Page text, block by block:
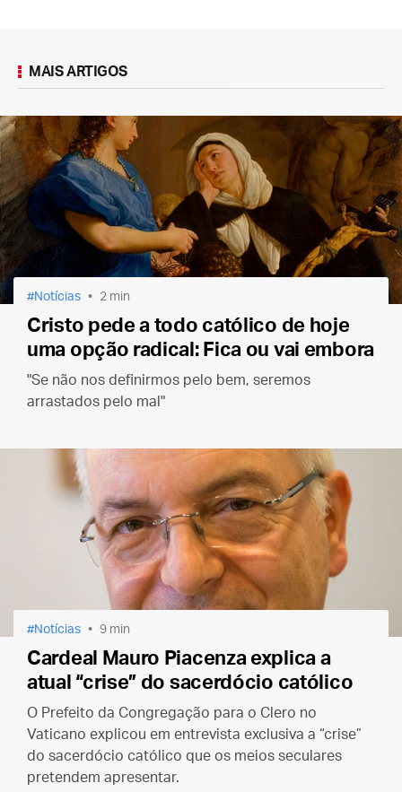
MAIS ARTIGOS
Notícias 2 min
Cristo pede a todo católico de hoje
uma opção radical: Fica ou vai embora
"Se não nos definirmos pelo bem, seremos
arrastados pelo mal"
Notícias 9 min
Cardeal Mauro Piacenza explica a
atual “crise” do sacerdócio católico
O Prefeito da Congregação para o Clero no
Vaticano explicou em entrevista exclusiva a “crise”
do sacerdócio católico que os meios seculares
pretendem apresentar.